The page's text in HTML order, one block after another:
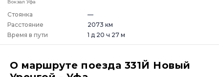
Вокзал Уфа
Стоянка
—
Расстояние
2073 км
Время в пути
1 д 20 ч 27 м
О маршруте поезда 331Й Новый